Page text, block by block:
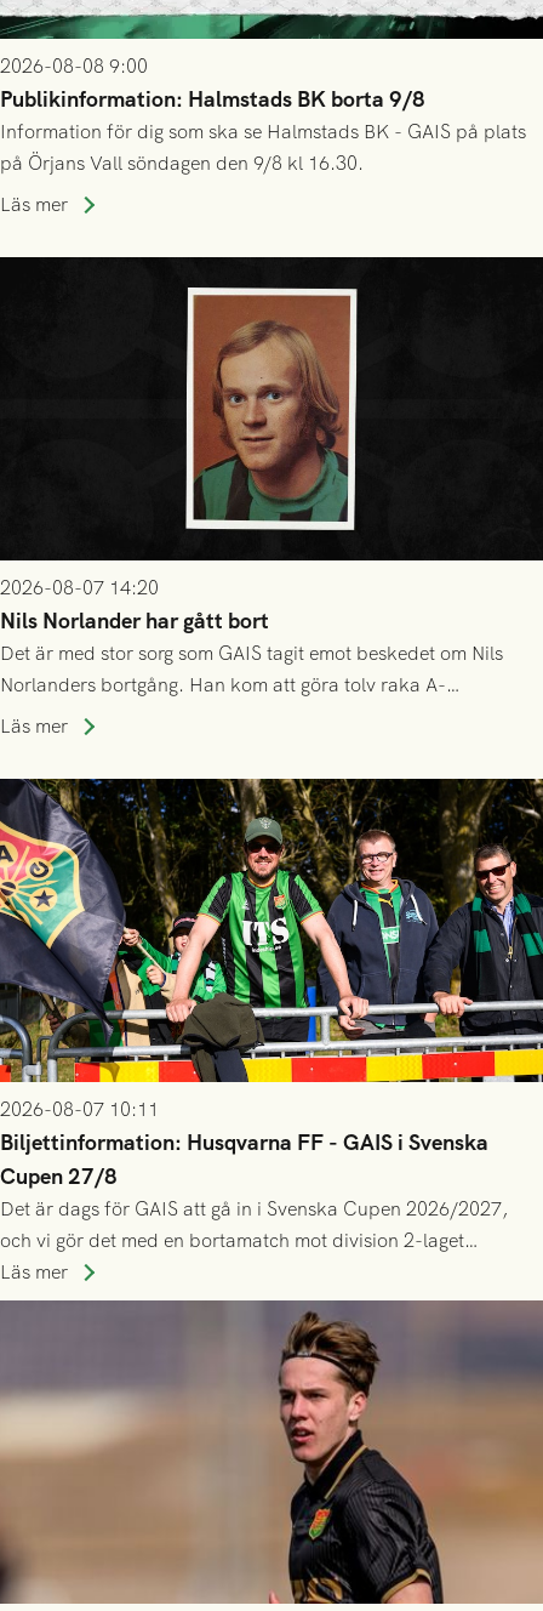
2026-08-08 9:00
Publikinformation: Halmstads BK borta 9/8
Information för dig som ska se Halmstads BK - GAIS på plats
på Örjans Vall söndagen den 9/8 kl 16.30.
Läs mer
2026-08-07 14:20
Nils Norlander har gått bort
Det är med stor sorg som GAIS tagit emot beskedet om Nils
Norlanders bortgång. Han kom att göra tolv raka A-
lagssäsonger i Grönsvart och är en av få spelare som i GAIS
Läs mer
2026-08-07 10:11
Biljettinformation: Husqvarna FF - GAIS i Svenska
Cupen 27/8
Det är dags för GAIS att gå in i Svenska Cupen 2026/2027,
och vi gör det med en bortamatch mot division 2-laget
Husqvarna FF. Häng med och stötta grönsvart på plats!
Läs mer